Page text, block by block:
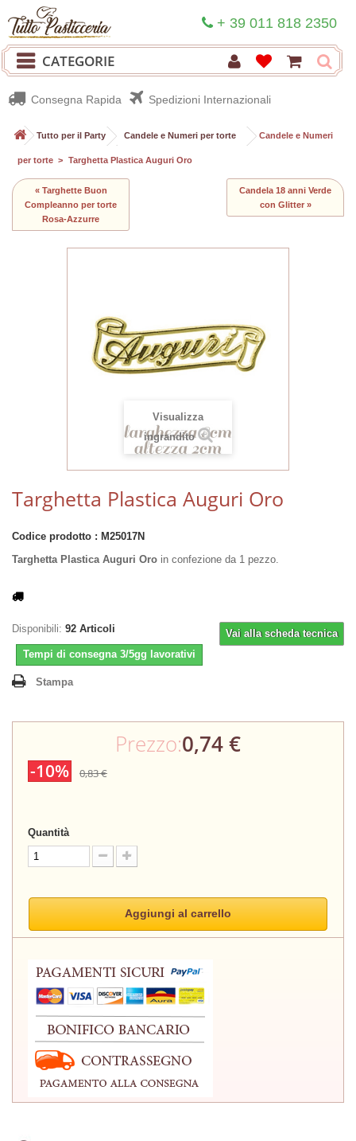
+ 39 011 818 2350
CATEGORIE
Consegna Rapida Spedizioni Internazionali
> Tutto per il Party >Candele e Numeri per torte > Candele e Numeri
per torte > Targhetta Plastica Auguri Oro
« Targhette Buon
Compleanno per torte
Rosa-Azzurre
Candela 18 anni Verde
con Glitter »
Visualizza
ingrandito
Targhetta Plastica Auguri Oro
Codice prodotto : M25017N
Targhetta Plastica Auguri Oro in confezione da 1 pezzo.
Vai alla scheda tecnica
Disponibili: 92 Articoli
Tempi di consegna 3/5gg lavorativi
Stampa
Prezzo:0,74 €
-10% 0,83 €
Quantità
Aggiungi al carrello